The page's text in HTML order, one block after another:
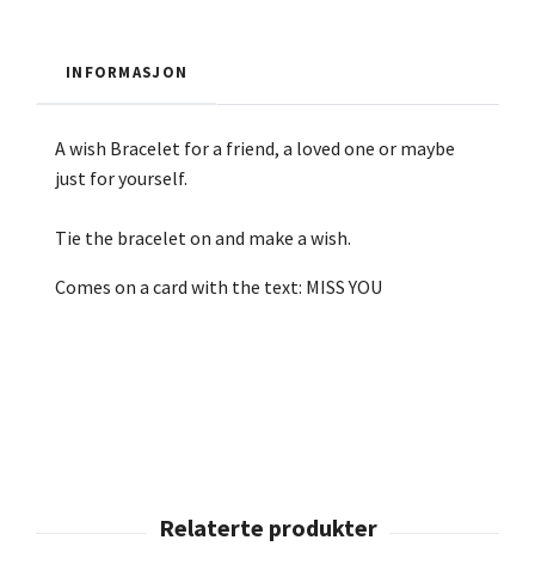
INFORMASJON
A wish Bracelet for a friend, a loved one or maybe
just for yourself.
Tie the bracelet on and make a wish.
Comes on a card with the text: MISS YOU